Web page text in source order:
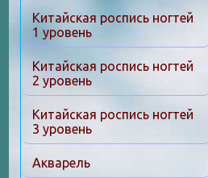
Китайская роспись ногтей
1 уровень
Китайская роспись ногтей
2 уровень
Китайская роспись ногтей
3 уровень
Акварель